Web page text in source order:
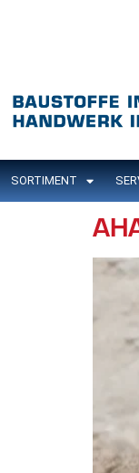
SORTIMENT